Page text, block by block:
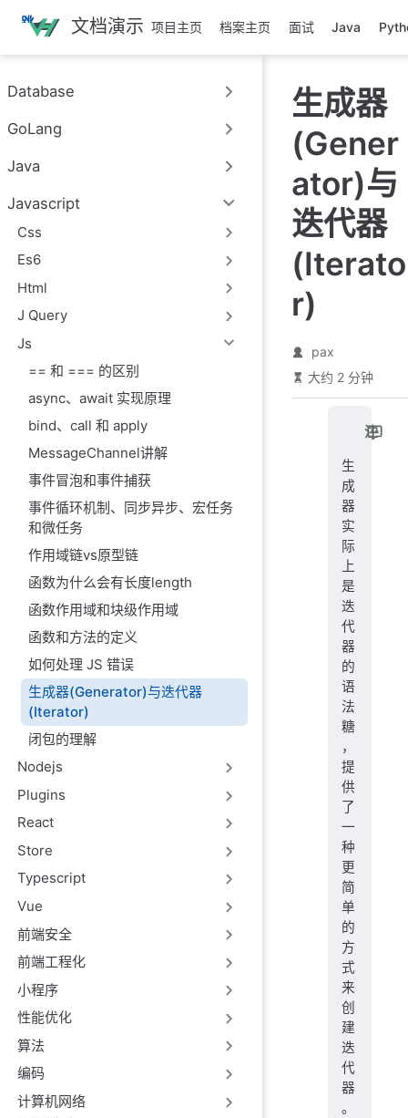
跳
主
內
文档演示 项目主页 档案主页 面试 Java
Database
GoLang
Java
Javascript
Css
Es6
Html
J Query
Js
== 和 === 的区别
async、await 实现原理
bind、call 和 apply
MessageChannel讲解
事件冒泡和事件捕获
事件循环机制、同步异步、宏任务
和微任务
作用域链vs原型链
函数为什么会有长度length
函数作用域和块级作用域
函数和方法的定义
如何处理 JS 错误
生成器(Generator)与迭代器
(Iterator)
闭包的理解
Nodejs
Plugins
React
Store
Typescript
Vue
前端安全
前端工程化
小程序
性能优化
算法
编码
计算机网络
生成器
(Gener
ator)与
迭代器
(Iterato
r)
pax
大约 2 分钟
注
生
成
器
实
际
上
是
迭
代
器
的
语
法
糖
，
提
供
了
一
种
更
简
单
的
方
式
来
创
建
迭
代
器
。